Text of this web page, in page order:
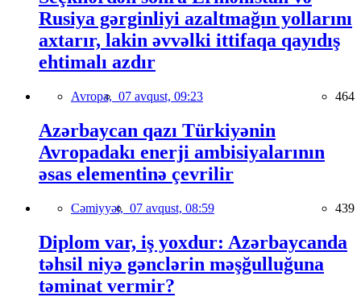
Rusiya gərginliyi azaltmağın yollarını
axtarır, lakin əvvəlki ittifaqa qayıdış
ehtimalı azdır
Avropa, 07 avqust, 09:23 464
Azərbaycan qazı Türkiyənin
Avropadakı enerji ambisiyalarının
əsas elementinə çevrilir
Cəmiyyət, 07 avqust, 08:59 439
Diplom var, iş yoxdur: Azərbaycanda
təhsil niyə gənclərin məşğulluğuna
təminat vermir?